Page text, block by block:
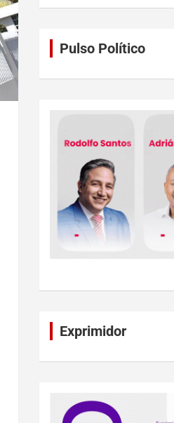
Pulso Político
Exprimidor